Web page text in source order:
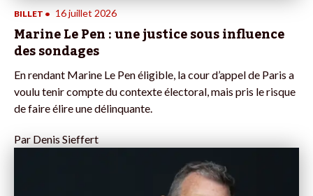
BILLET • 16 juillet 2026
Marine Le Pen : une justice sous influence
des sondages
En rendant Marine Le Pen éligible, la cour d’appel de Paris a
voulu tenir compte du contexte électoral, mais pris le risque
de faire élire une délinquante.
Par Denis Sieffert